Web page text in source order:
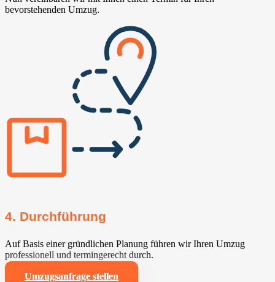
bevorstehenden Umzug.
4. Durchführung
Auf Basis einer gründlichen Planung führen wir Ihren Umzug
professionell und termingerecht durch.
Umzugsanfrage stellen